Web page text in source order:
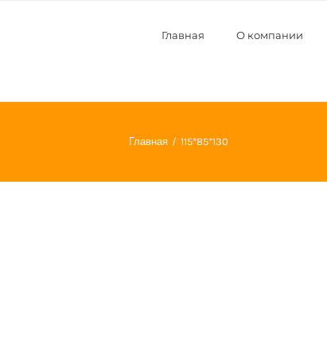
Главная О компании
Главная 115*85*130